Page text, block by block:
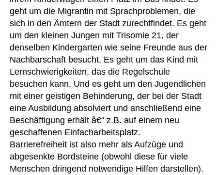
geht um die Migrantin mit Sprachproblemen, die
sich in den Ämtern der Stadt zurechtfindet. Es geht
um den kleinen Jungen mit Trisomie 21, der
denselben Kindergarten wie seine Freunde aus der
Nachbarschaft besucht. Es geht um das Kind mit
Lernschwierigkeiten, das die Regelschule
besuchen kann. Und es geht um den Jugendlichen
mit einer geistigen Behinderung, der bei der Stadt
eine Ausbildung absolviert und anschließend eine
Beschäftigung erhält â€“ z.B. auf einem neu
geschaffenen Einfacharbeitsplatz.
Barrierefreiheit ist also mehr als Aufzüge und
abgesenkte Bordsteine (obwohl diese für viele
Menschen dringend notwendige Hilfen darstellen).